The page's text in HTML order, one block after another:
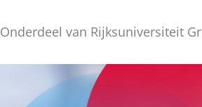
Onderdeel van Rijksuniversiteit